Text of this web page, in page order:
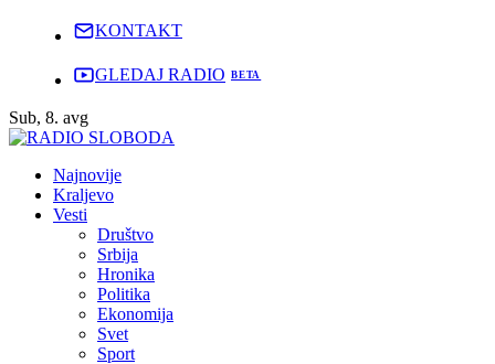
KONTAKT
GLEDAJ RADIO
Sub, 8. avg
Najnovije
Kraljevo
Vesti
Društvo
Srbija
Hronika
Politika
Ekonomija
Svet
Sport